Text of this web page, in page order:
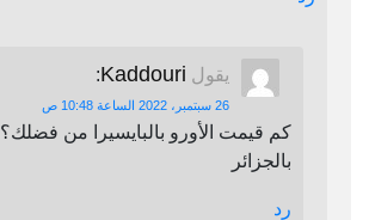
يقول Kaddouri
:
26 سبتمبر، 2022 الساعة 10:48 ص
كم قيمت الأورو بالبايسيرا من فضلك؟
بالجزائر
رد